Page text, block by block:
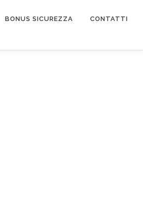
BONUS SICUREZZA CONTATTI